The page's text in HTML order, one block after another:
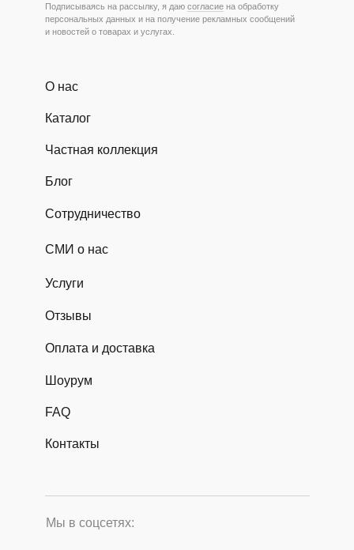
Мы в соцсетях:
Подписываясь на рассылку, я даю согласие на обработку
персональных данных и на получение рекламных сообщений
и новостей о товарах и услугах.
Каталог
О нас
Блог
Частная коллекция
Сотрудничество
Услуги
Отзывы
Оплата и доставка
СМИ о нас
Шоурум
FAQ
Контакты